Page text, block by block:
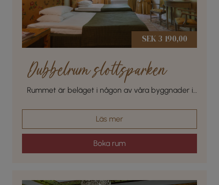
Dubbelrum slottsparken
Rummet är beläget i någon av våra byggnader i
Läs mer
SEK 3 190,00
Boka rum